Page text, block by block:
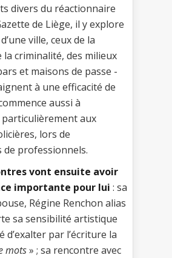
divers du réactionnaire
de Liège, il y explore
ville, ceux de la
la criminalité, des milieux
et maisons de passe -
à une efficacité de
aussi à
particulièrement aux
lors de
de professionnels.
vont ensuite avoir
importante pour lui : sa
Régine Renchon alias
sa sensibilité artistique
d’exalter par l’écriture la
mots» ; sa rencontre avec